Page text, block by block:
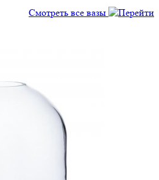
Смотреть все вазы